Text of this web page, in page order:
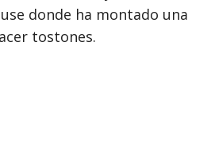
donde ha montado una
tostones.